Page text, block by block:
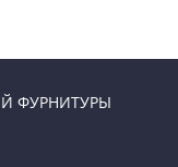
ФУРНИТУРЫ